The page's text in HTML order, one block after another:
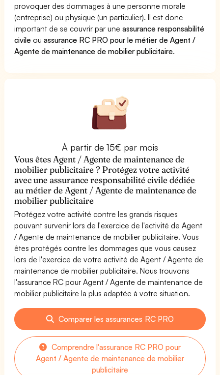
provoquer des dommages à une personne morale
(entreprise) ou physique (un particulier). Il est donc
important de se couvrir par uneassurance responsabilité
civile ouassurance RC PRO pour le métier de Agent /
Agente de maintenance de mobilier publicitaire.
À partir de 15€ par mois
Vous êtes Agent / Agente de maintenance de
mobilier publicitaire ? Protégez votre activité
avec une assurance responsabilité civile dédiée
au métier de Agent / Agente de maintenance de
mobilier publicitaire
Protégez votre activité contre les grands risques
pouvant survenir lors de l'exercice de l'activité de Agent
/ Agente de maintenance de mobilier publicitaire. Vous
êtes protégés contre les dommages que vous causez
lors de l'exercice de votre activité de Agent / Agente de
maintenance de mobilier publicitaire. Nous trouvons
l'assurance RC pour Agent / Agente de maintenance de
mobilier publicitaire la plus adaptée à votre situation.
Comparer les assurances RC PRO
Comprendre l'assurance RC PRO pour
Agent / Agente de maintenance de mobilier
publicitaire